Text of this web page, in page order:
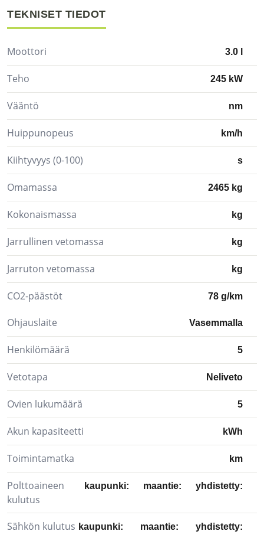
TEKNISET TIEDOT
Moottori 3.0 l
Teho 245 kW
Vääntö nm
Huippunopeus km/h
Kiihtyvyys (0-100) s
Omamassa 2465 kg
Kokonaismassa kg
Jarrullinen vetomassa kg
Jarruton vetomassa kg
CO2-päästöt 78 g/km
Ohjauslaite Vasemmalla
Henkilömäärä 5
Vetotapa Neliveto
Ovien lukumäärä 5
Akun kapasiteetti kWh
Toimintamatka km
Polttoaineen
kulutus
kaupunki: maantie: yhdistetty:
Sähkön kulutus kaupunki: maantie: yhdistetty: